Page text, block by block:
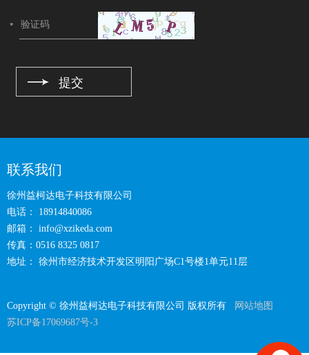
联系我们
徐州益柯达电子科技有限公司
电话： 18914840086
邮箱：
info@xzikeda.com
传真：0516 8325 0817
地址： 徐州市经济技术开发区明阳广场C1号楼1单元11层
Copyright © 徐州益柯达电子科技有限公司 版权所有
网站地图
苏ICP备17069687号-3